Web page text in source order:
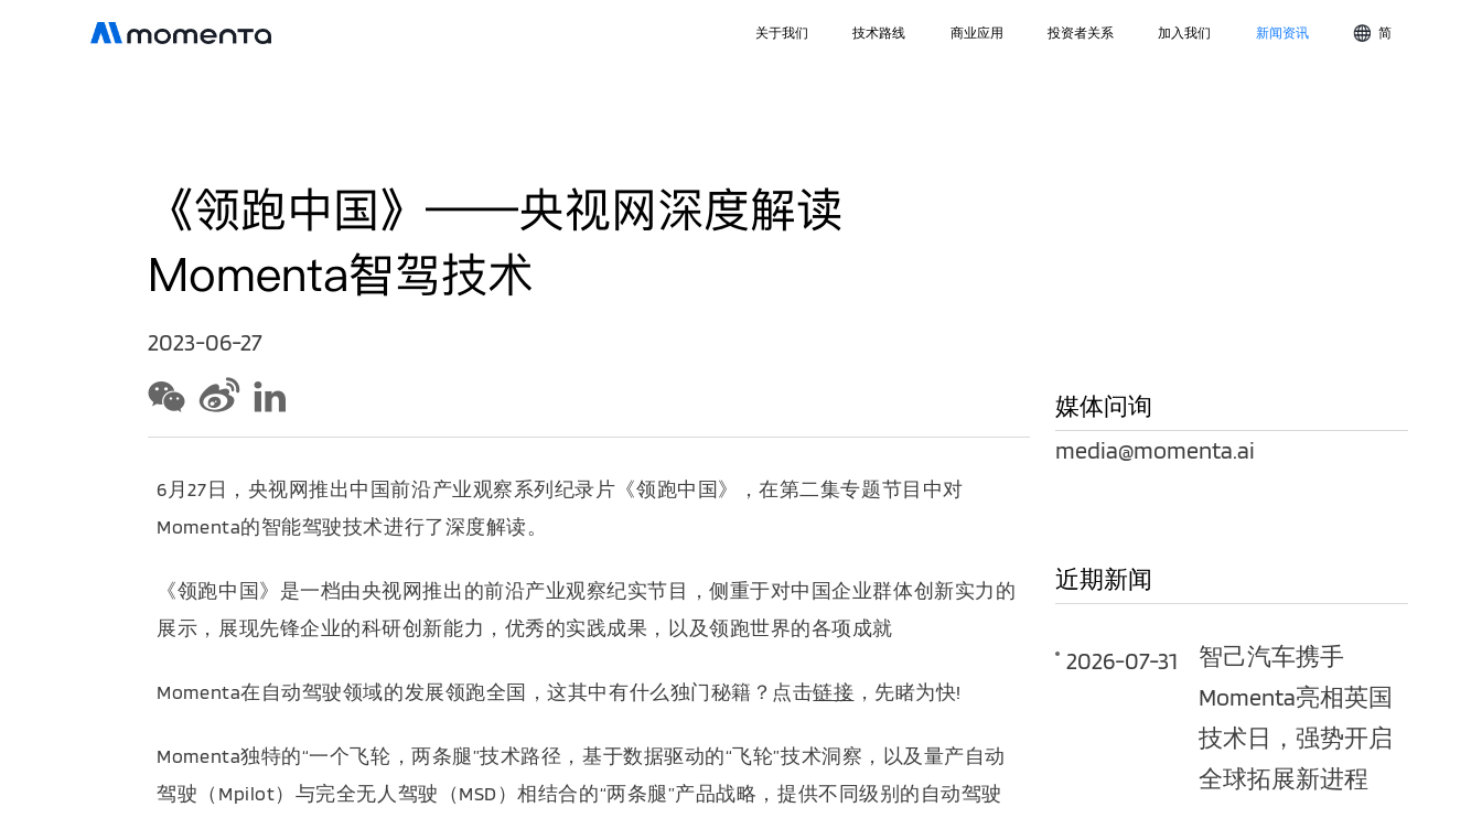
简
关于我们 技术路线 商业应用 投资者关系 加入我们 新闻资讯
《领跑中国》——央视网深度解读
Momenta智驾技术
2023-06-27
6月27日， 央视网推出中国前沿产业观察系列纪录片《领跑中国》 ，在第二集专题节目中对
Momenta的智能驾驶技术进行了深度解读。
《领跑中国》是一档由央视网推出的前沿产业观察纪实节目，侧重于对中国企业群体创新实力的
展示， 展现先锋企业的科研创新能力，优秀的实践成果，以及领跑世界的各项成就
Momenta在自动驾驶领域的发展领跑全国，这其中有什么独门秘籍？ 点击链接 ，先睹为快!
Momenta独特的“一个飞轮，两条腿”技术路径 ，基于数据驱动的“飞轮”技术洞察，以及量产自动
驾驶（Mpilot）与完全无人驾驶（MSD）相结合的“两条腿”产品战略，提供不同级别的自动驾驶
媒体问询
media@momenta.ai
近期新闻
2026-07-31
智己汽车携手
Momenta亮相英国
技术日，强势开启
全球拓展新进程